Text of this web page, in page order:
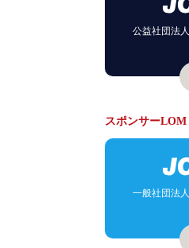
公益社団法人
スポンサーLOM
一般社団法人